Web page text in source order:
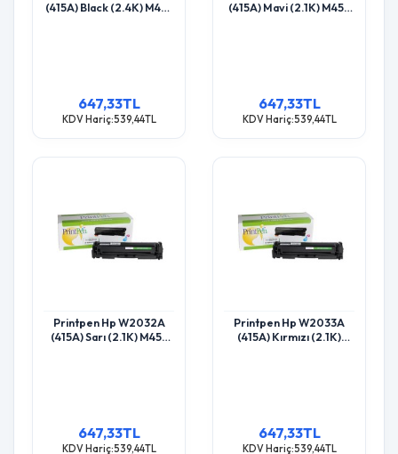
(415A) Black (2.4K) M455
647,33TL
KDV Hariç:539,44TL
(415A) Mavi (2.1K) M455
647,33TL
KDV Hariç:539,44TL
Printpen Hp W2032A
(415A) Sarı (2.1K) M455
647,33TL
KDV Hariç:539,44TL
Printpen Hp W2033A
(415A) Kırmızı (2.1K)
647,33TL
KDV Hariç:539,44TL